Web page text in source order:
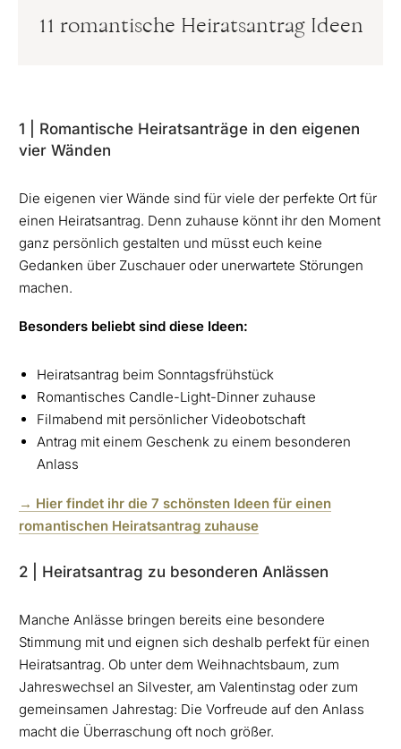
11 romantische Heiratsantrag Ideen
1 | Romantische Heiratsanträge in den eigenen
vier Wänden
Die eigenen vier Wände sind für viele der perfekte Ort für
einen Heiratsantrag. Denn zuhause könnt ihr den Moment
ganz persönlich gestalten und müsst euch keine
Gedanken über Zuschauer oder unerwartete Störungen
machen.
Besonders beliebt sind diese Ideen:
Heiratsantrag beim Sonntagsfrühstück
Romantisches Candle-Light-Dinner zuhause
Filmabend mit persönlicher Videobotschaft
Antrag mit einem Geschenk zu einem besonderen
Anlass
→ Hier findet ihr die 7 schönsten Ideen für einen
romantischen Heiratsantrag zuhause
2 | Heiratsantrag zu besonderen Anlässen
Manche Anlässe bringen bereits eine besondere
Stimmung mit und eignen sich deshalb perfekt für einen
Heiratsantrag. Ob unter dem Weihnachtsbaum, zum
Jahreswechsel an Silvester, am Valentinstag oder zum
gemeinsamen Jahrestag: Die Vorfreude auf den Anlass
macht die Überraschung oft noch größer.